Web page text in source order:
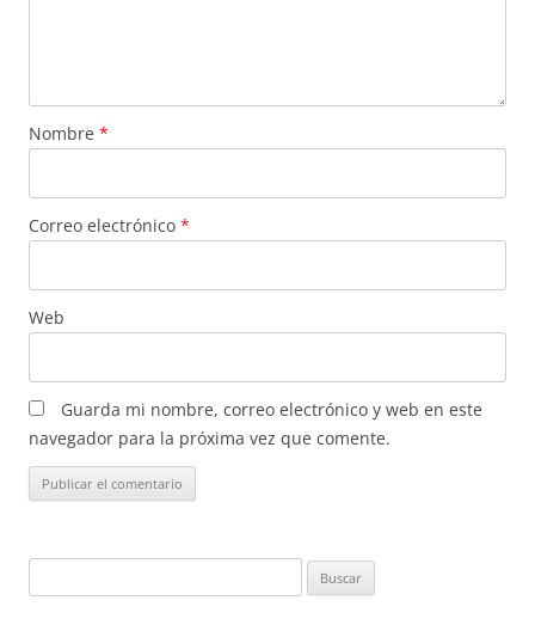
Nombre *
Correo electrónico *
Web
Guarda mi nombre, correo electrónico y web en este
navegador para la próxima vez que comente.